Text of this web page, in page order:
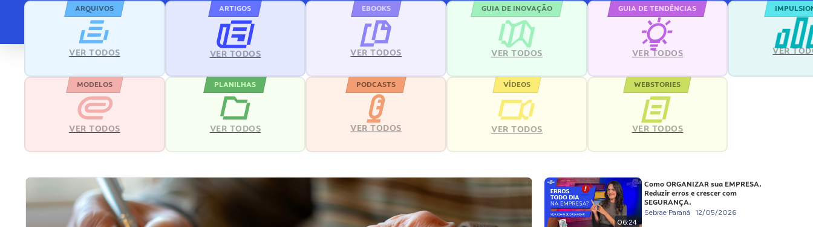
ARQUIVOS
VER TODOS
ARTIGOS
VER TODOS
EBOOKS
VER TODOS
GUIA DE INOVAÇÃO
VER TODOS
GUIA DE TENDÊNCIAS
VER TODOS VER
MODELOS
VER TODOS
PLANILHAS
VER TODOS
PODCASTS
VER TODOS
VÍDEOS
VER TODOS
WEBSTORIES
VER TODOS
06:24
Como ORGANIZAR sua EMPRESA.
Reduzir erros e crescer com
SEGURANÇA.
Sebrae Paraná 12/05/2026